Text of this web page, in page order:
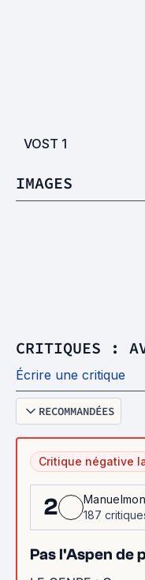
VOST 1
IMAGES
CRITIQUES :
Écrire une critique
RECOMMANDÉES
Critique négative
2
187
Pas l'Aspen de